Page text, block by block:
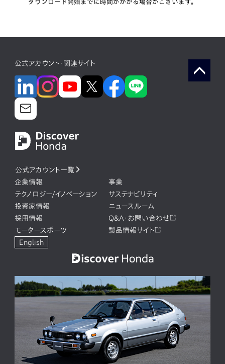
ダウンロード開始までに時間がかかる場合がございます。
公式アカウント・関連サイト
公式アカウント一覧
企業情報
事業
テクノロジー/イノベーション
サステナビリティ
投資家情報
ニュースルーム
採用情報
Q&A・お問い合わせ
モータースポーツ
製品情報サイト
English